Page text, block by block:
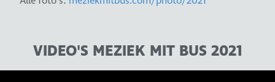
VIDEO'S MEZIEK MIT BUS 2021